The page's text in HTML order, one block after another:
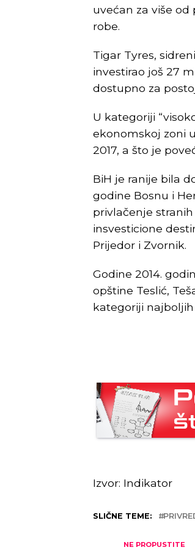
uvećan za više od
robe.
Tigar Tyres,
investirao još 27
dostupno za
U kategoriji
ekonomskoj zoni
2017, a što je
BiH je ranije bila
godine Bosnu i
privlačenje
insvesticione
Prijedor i Zvornik.
Godine 2014.
opštine Teslić,
kategoriji
Izvor: Indikator
SLIČNE TEME:
NE PROPUSTITE